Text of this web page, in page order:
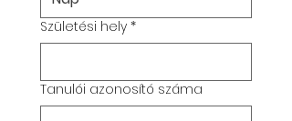
Születési hely *
Tanulói azonosító száma